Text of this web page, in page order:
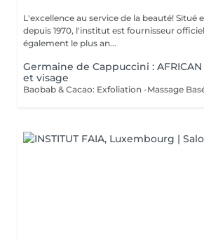
L'excellence au service de la beauté! Situé en plein centre-ville
depuis 1970, l'institut est fournisseur
également le plus an...
Germaine de Cappuccini : AFRICAN
et visage